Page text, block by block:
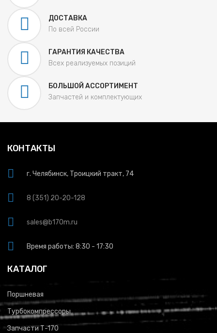
ДОСТАВКА
По всей России
ГАРАНТИЯ КАЧЕСТВА
Всех реализуемых позиций
БОЛЬШОЙ АССОРТИМЕНТ
Запчастей и комплектующих
КОНТАКТЫ
г. Челябинск, Троицкий тракт, 74
8 (351) 20-20-128
sales@b170m.ru
Время работы: 8:30 - 17:30
КАТАЛОГ
Поршневая
Турбокомпрессоры
Запчасти Т-170